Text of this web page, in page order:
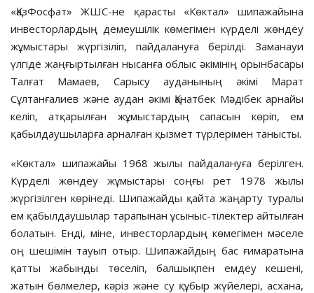
«ҚазФосфат» ЖШС-не қарасты «Көктал» шипажайына
инвесторлардың демеушілік көмегімен күрделі жөндеу
жұмыстары жүргізіліп, пайдалануға берілді. Заманауи
үлгіде жаңғыртылған нысанға облыс әкімінің орынбасары
Талғат Мамаев, Сарысу ауданының әкімі Марат
Сұлтанғалиев және аудан әкімі Қанатбек Мәдібек арнайы
келіп, атқарылған жұмыстардың сапасын көріп, ем
қабылдаушыларға арналған қызмет түрлерімен танысты.
«Көктал» шипажайы 1968 жылы пайдалануға берілген.
Күрделі жөндеу жұмыстары соңғы рет 1978 жылы
жүргізілген көрінеді. Шипажайды қайта жаңарту туралы
ем қабылдаушылар тарапынан ұсыныс-тілектер айтылған
болатын. Енді, міне, инвесторлардың көмегімен мәселе
оң шешімін тауып отыр. Шипажайдың бас ғимаратына
қатты жабынды төселіп, балшықпен емдеу кешені,
жатын бөлмелер, кәріз және су құбыр жүйелері, асхана,